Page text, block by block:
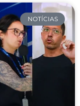
NOTÍCIAS